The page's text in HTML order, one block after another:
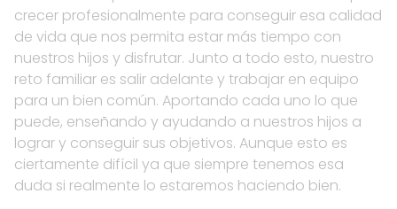
crecer profesionalmente para conseguir esa calidad
de vida que nos permita estar más tiempo con
nuestros hijos y disfrutar. Junto a todo esto, nuestro
reto familiar es salir adelante y trabajar en equipo
para un bien común. Aportando cada uno lo que
puede, enseñando y ayudando a nuestros hijos a
lograr y conseguir sus objetivos. Aunque esto es
ciertamente difícil ya que siempre tenemos esa
duda si realmente lo estaremos haciendo bien.